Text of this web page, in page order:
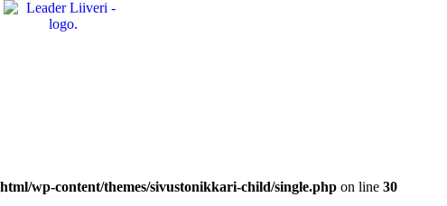
wp-content/themes/sivustonikkari-child/single.php on line 30